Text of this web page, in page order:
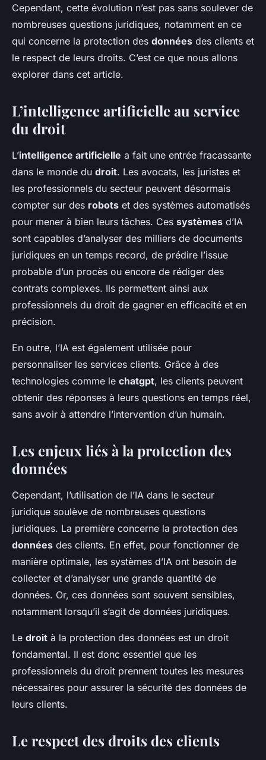
Cependant, cette évolution n’est pas sans soulever de
nombreuses questions juridiques, notamment en ce
qui concerne la protection des données des clients et
le respect de leurs droits. C’est ce que nous allons
explorer dans cet article.
L’intelligence artificielle au service
du droit
L’intelligence artificielle a fait une entrée fracassante
dans le monde du droit. Les avocats, les juristes et
les professionnels du secteur peuvent désormais
compter sur des robots et des systèmes automatisés
pour mener à bien leurs tâches. Ces systèmes d’IA
sont capables d’analyser des milliers de documents
juridiques en un temps record, de prédire l’issue
probable d’un procès ou encore de rédiger des
contrats complexes. Ils permettent ainsi aux
professionnels du droit de gagner en efficacité et en
précision.
En outre, l’IA est également utilisée pour
personnaliser les services clients. Grâce à des
technologies comme le chatgpt, les clients peuvent
obtenir des réponses à leurs questions en temps réel,
sans avoir à attendre l’intervention d’un humain.
Les enjeux liés à la protection des
données
Cependant, l’utilisation de l’IA dans le secteur
juridique soulève de nombreuses questions
juridiques. La première concerne la protection des
données des clients. En effet, pour fonctionner de
manière optimale, les systèmes d’IA ont besoin de
collecter et d’analyser une grande quantité de
données. Or, ces données sont souvent sensibles,
notamment lorsqu’il s’agit de données juridiques.
Le droit à la protection des données est un droit
fondamental. Il est donc essentiel que les
professionnels du droit prennent toutes les mesures
nécessaires pour assurer la sécurité des données de
leurs clients.
Le respect des droits des clients